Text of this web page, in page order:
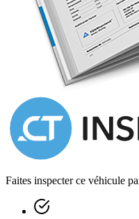
Faites inspecter ce véhicule